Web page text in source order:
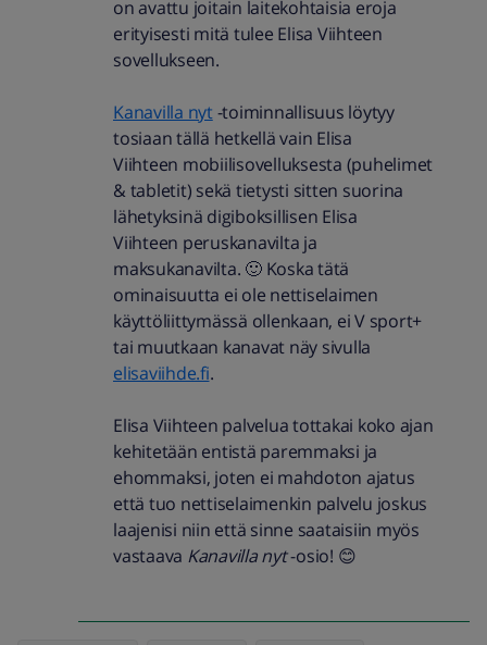
on avattu joitain laitekohtaisia eroja
erityisesti mitä tulee Elisa Viihteen
sovellukseen.
Kanavilla nyt-toiminnallisuus löytyy
tosiaan tällä hetkellä vain Elisa
Viihteen mobiilisovelluksesta (puhelimet
& tabletit) sekä tietysti sitten suorina
lähetyksinä digiboksillisen Elisa
Viihteen peruskanavilta ja
maksukanavilta. 🙂 Koska tätä
ominaisuutta ei ole nettiselaimen
käyttöliittymässä ollenkaan, ei V sport+
tai muutkaan kanavat näy sivulla
elisaviihde.fi.
Elisa Viihteen palvelua tottakai koko ajan
kehitetään entistä paremmaksi ja
ehommaksi, joten ei mahdoton ajatus
että tuo nettiselaimenkin palvelu joskus
laajenisi niin että sinne saataisiin myös
vastaava Kanavilla nyt-osio! 😊